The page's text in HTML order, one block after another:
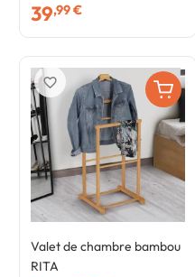
39,99 €
Valet de chambre bambou
RITA
favorite_border